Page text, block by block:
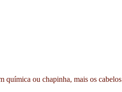
química ou chapinha, mais os